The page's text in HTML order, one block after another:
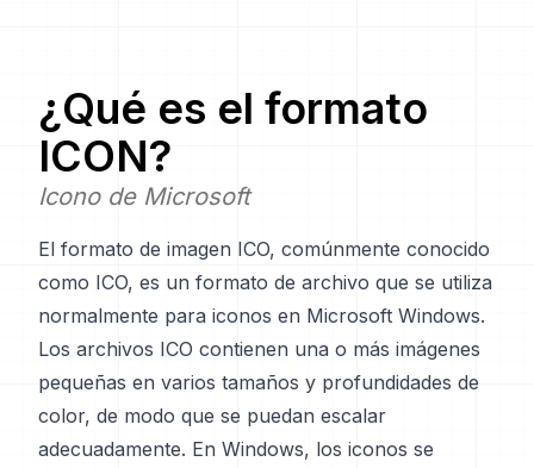
¿Qué es el formato
ICON?
Icono de Microsoft
El formato de imagen ICO, comúnmente conocido
como ICO, es un formato de archivo que se utiliza
normalmente para iconos en Microsoft Windows.
Los archivos ICO contienen una o más imágenes
pequeñas en varios tamaños y profundidades de
color, de modo que se puedan escalar
adecuadamente. En Windows, los iconos se